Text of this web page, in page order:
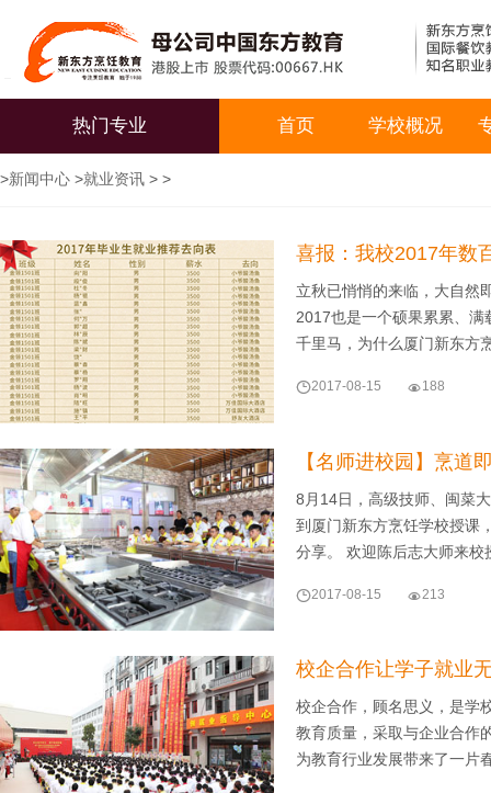
热门专业 首页 学校概况
>新闻中心 >就业资讯 > >
喜报：我校2017年数
立秋已悄悄的来临，大自然
2017也是一个硕果累累、
千里马，为什么厦门新东
2017-08-15 188
【名师进校园】烹道
8月14日，高级技师、闽菜
到厦门新东方烹饪学校授课
分享。 欢迎陈后志大师来
2017-08-15 213
校企合作让学子就业
校企合作，顾名思义，是学
教育质量，采取与企业合作
为教育行业发展带来了一